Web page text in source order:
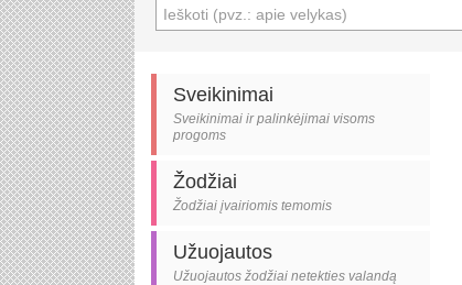
Sveikinimai
Sveikinimai ir palinkėjimai visoms
progoms
Žodžiai
Žodžiai įvairiomis temomis
Užuojautos
Užuojautos žodžiai netekties valandą